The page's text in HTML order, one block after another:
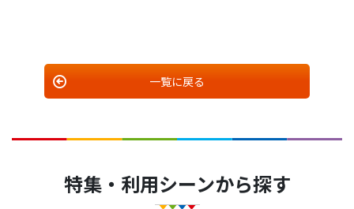
一覧に戻る
特集・利用シーンから探す